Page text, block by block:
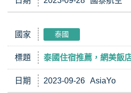
國家 泰國
標題 泰國住宿推薦，網美飯
日期 2023-09-26 AsiaYo